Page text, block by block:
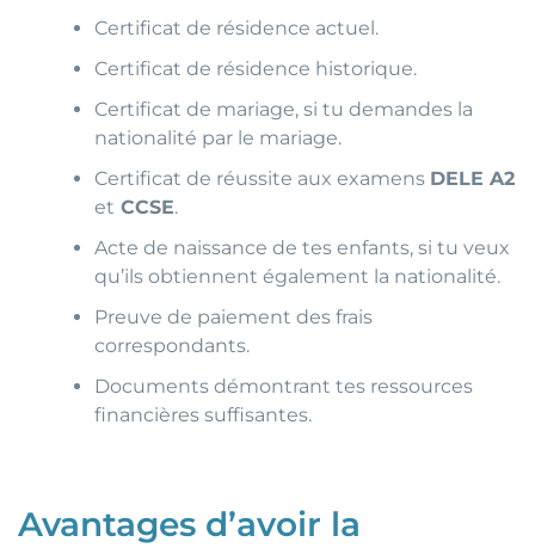
Certificat de résidence actuel.
Certificat de résidence historique.
Certificat de mariage, si tu demandes la
nationalité par le mariage.
Certificat de réussite aux examens DELE A2
et CCSE.
Acte de naissance de tes enfants, si tu veux
qu’ils obtiennent également la nationalité.
Preuve de paiement des frais
correspondants.
Documents démontrant tes ressources
financières suffisantes.
Avantages d’avoir la